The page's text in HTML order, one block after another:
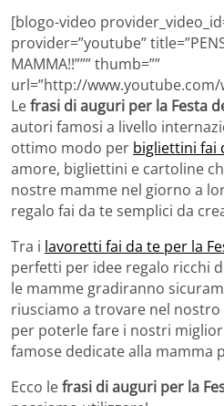
[blogo-video
provider=”youtube”
MAMMA!!””” thumb=””
url=”http://www.youtube.com/
Lefrasi di auguri per la Festa
autori famosi a livello
ottimo modo per bigliettini fai
amore, bigliettini e cartoline
nostre mamme nel giorno a
regalo fai da te semplici da
Tra i lavoretti fai da te per la
perfetti per idee regalo ricchi
le mamme gradiranno
riusciamo a trovare nel
per poterle fare i nostri
famose dedicate alla mamma
Ecco lefrasi di auguri per la